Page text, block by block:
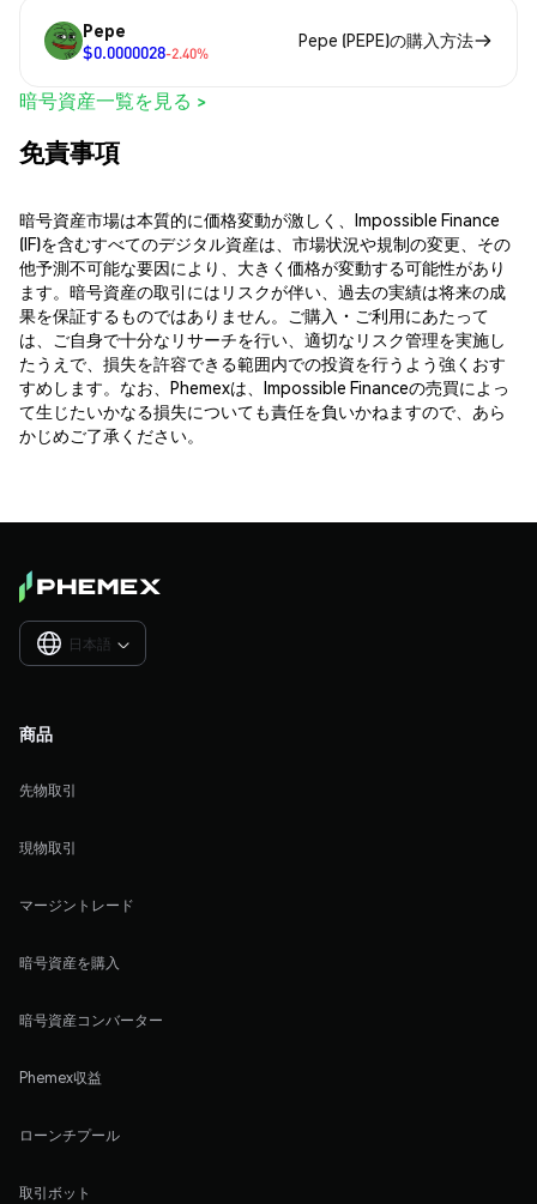
Pepe
$0.0000028-2.40%
Pepe (PEPE)の購入方法
暗号資産一覧を見る >
免責事項
暗号資産市場は本質的に価格変動が激しく、Impossible Finance
(IF)を含むすべてのデジタル資産は、市場状況や規制の変更、その
他予測不可能な要因により、大きく価格が変動する可能性があり
ます。暗号資産の取引にはリスクが伴い、過去の実績は将来の成
果を保証するものではありません。ご購入・ご利用にあたって
は、ご自身で十分なリサーチを行い、適切なリスク管理を実施し
たうえで、損失を許容できる範囲内での投資を行うよう強くおす
すめします。なお、Phemexは、Impossible Financeの売買によっ
て生じたいかなる損失についても責任を負いかねますので、あら
かじめご了承ください。
日本語 
商品
先物取引
現物取引
マージントレード
暗号資産を購入
暗号資産コンバーター
Phemex収益
ローンチプール
取引ボット